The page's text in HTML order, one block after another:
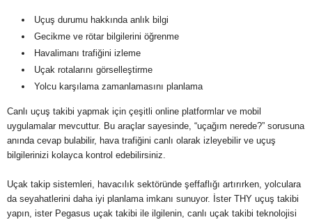
Uçuş durumu hakkında anlık bilgi
Gecikme ve rötar bilgilerini öğrenme
Havalimanı trafiğini izleme
Uçak rotalarını görselleştirme
Yolcu karşılama zamanlamasını planlama
Canlı uçuş takibi yapmak için çeşitli online platformlar ve mobil
uygulamalar mevcuttur. Bu araçlar sayesinde, “uçağım nerede?” sorusuna
anında cevap bulabilir, hava trafiğini canlı olarak izleyebilir ve uçuş
bilgilerinizi kolayca kontrol edebilirsiniz.
Uçak takip sistemleri, havacılık sektöründe şeffaflığı artırırken, yolculara
da seyahatlerini daha iyi planlama imkanı sunuyor. İster THY uçuş takibi
yapın, ister Pegasus uçak takibi ile ilgilenin, canlı uçak takibi teknolojisi